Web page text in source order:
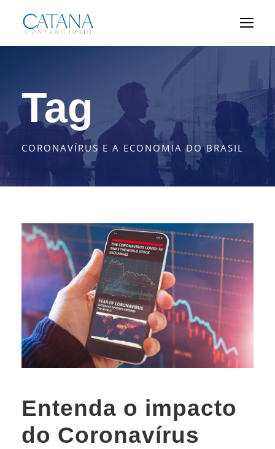
Tag
CORONAVÍRUS E A ECONOMIA DO BRASIL
Entenda o impacto
do Coronavírus